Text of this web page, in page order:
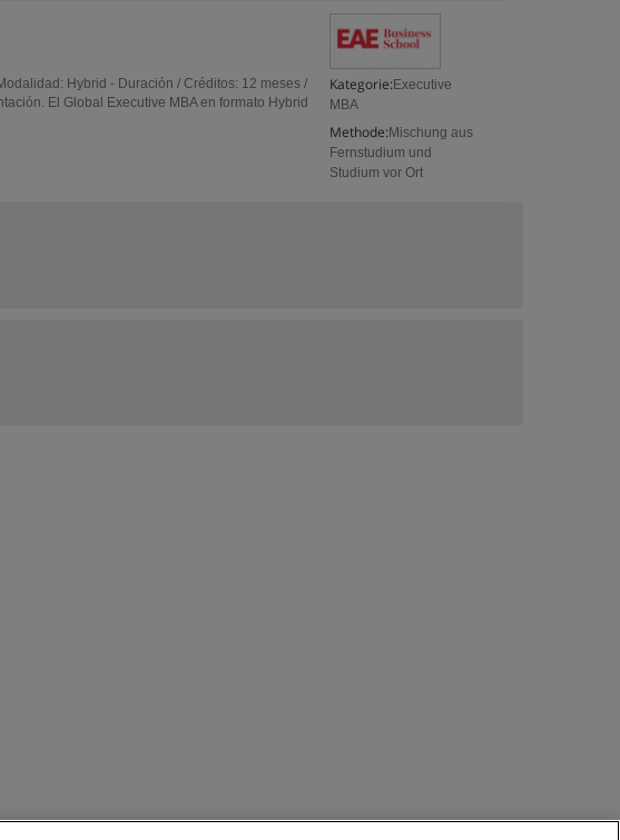
Kategorie: Executive
MBA
Methode: Mischung aus
Fernstudium und
Studium vor Ort
Hybrid - Duración / Créditos: 12 meses /
El Global Executive MBA en formato Hybrid